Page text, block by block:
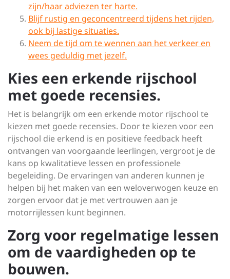
zijn/haar adviezen ter harte.
Blijf rustig en geconcentreerd tijdens het rijden,
ook bij lastige situaties.
Neem de tijd om te wennen aan het verkeer en
wees geduldig met jezelf.
Kies een erkende rijschool
met goede recensies.
Het is belangrijk om een erkende motor rijschool te
kiezen met goede recensies. Door te kiezen voor een
rijschool die erkend is en positieve feedback heeft
ontvangen van voorgaande leerlingen, vergroot je de
kans op kwalitatieve lessen en professionele
begeleiding. De ervaringen van anderen kunnen je
helpen bij het maken van een weloverwogen keuze en
zorgen ervoor dat je met vertrouwen aan je
motorrijlessen kunt beginnen.
Zorg voor regelmatige lessen
om de vaardigheden op te
bouwen.